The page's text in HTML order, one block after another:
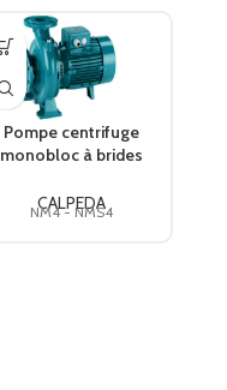
Pompe centrifuge
monobloc à brides
CALPEDA
CALPEDA
NM4 - NMS4